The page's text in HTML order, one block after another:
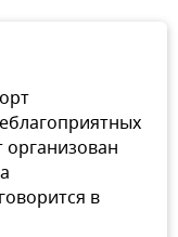
организован
в